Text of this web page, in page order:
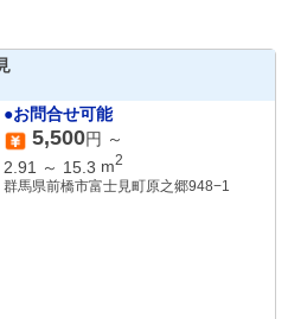
●お問合せ可能
5,500円 ～
2.91
～ 15.3 m2
群馬県前橋市富士見町原之郷948−1